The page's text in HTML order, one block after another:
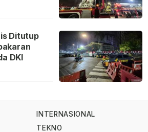
Ditutup
DKI
INTERNASIONAL
TEKNO